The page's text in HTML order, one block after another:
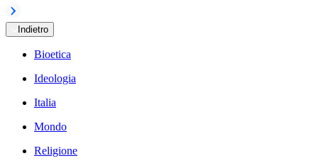
Indietro
Bioetica
Ideologia
Italia
Mondo
Religione